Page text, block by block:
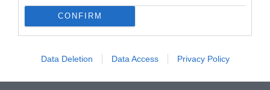
CONFIRM
Data Deletion Data Access Privacy Policy
Ακολουθήστε τοRunnermagazineσεInstagram,
FacebookκαιTwitter.